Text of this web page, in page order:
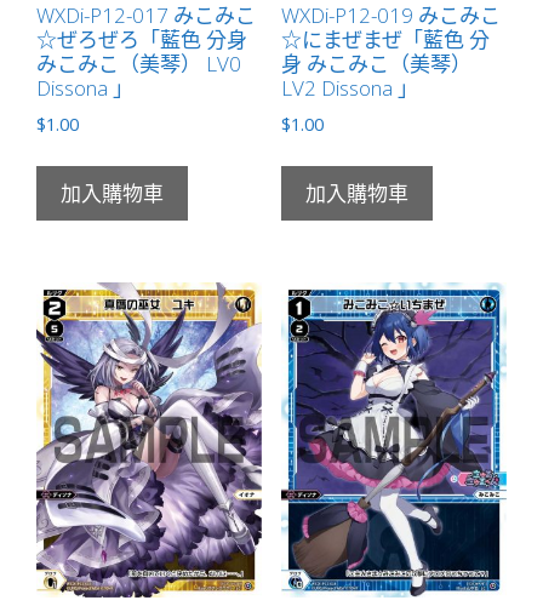
WXDi-P12-017 みこみこ
☆ぜろぜろ「藍色 分身
みこみこ（美琴） LV0
Dissona 」
$1.00
加入購物車
WXDi-P12-019 みこみこ
☆にまぜまぜ「藍色 分
身 みこみこ（美琴）
LV2 Dissona 」
$1.00
加入購物車